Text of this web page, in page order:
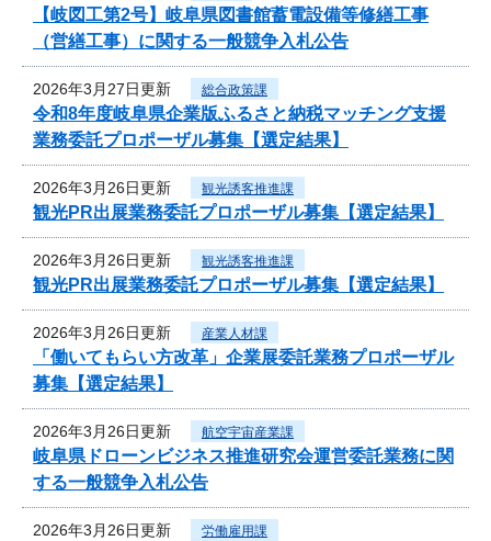
【岐図工第2号】岐阜県図書館蓄電設備等修繕工事
（営繕工事）に関する一般競争入札公告
2026年3月27日更新 総合政策課
令和8年度岐阜県企業版ふるさと納税マッチング支援
業務委託プロポーザル募集【選定結果】
2026年3月26日更新 観光誘客推進課
観光PR出展業務委託プロポーザル募集【選定結果】
2026年3月26日更新 観光誘客推進課
観光PR出展業務委託プロポーザル募集【選定結果】
2026年3月26日更新 産業人材課
「働いてもらい方改革」企業展委託業務プロポーザル
募集【選定結果】
2026年3月26日更新 航空宇宙産業課
岐阜県ドローンビジネス推進研究会運営委託業務に関
する一般競争入札公告
2026年3月26日更新 労働雇用課